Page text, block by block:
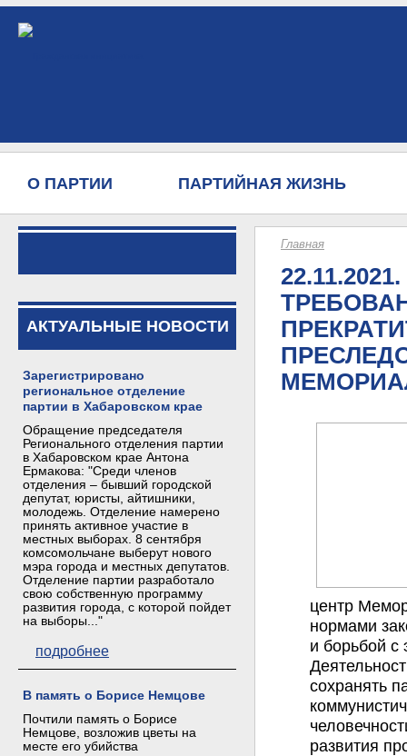
О ПАРТИИ ПАРТИЙНАЯ ЖИЗНЬ
Главная
22.11.2021.
центр
нормами
и борьбой с
сохранять
развития
АКТУАЛЬНЫЕ НОВОСТИ
Зарегистрировано
региональное отделение
партии в Хабаровском крае
Обращение председателя
Регионального отделения партии
в Хабаровском крае Антона
Ермакова: "Среди членов
отделения – бывший городской
депутат, юристы, айтишники,
молодежь. Отделение намерено
принять активное участие в
местных выборах. 8 сентября
комсомольчане выберут нового
мэра города и местных депутатов.
Отделение партии разработало
свою собственную программу
развития города, с которой пойдет
на выборы..."
подробнее
В память о Борисе Немцове
Почтили память о Борисе
Немцове, возложив цветы на
месте его убийства